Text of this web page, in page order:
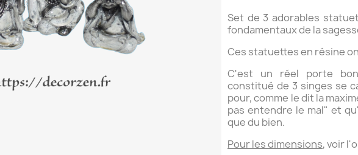
Set de 3 adorables
fondamentaux de la
Ces statuettes en résine
C'est un réel porte
constitué de 3 singes se
pour, comme le dit la
pas entendre le mal" et
que du bien.
Pour les dimensions, voir